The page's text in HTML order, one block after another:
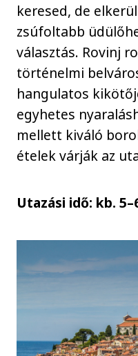
keresed, de
zsúfoltabb
választás. Rovinj
történelmi
hangulatos
egyhetes
mellett kiváló
ételek várják az
Utazási idő: kb.